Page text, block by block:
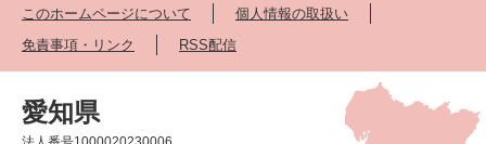
このホームページについて
個人情報の取扱い
免責事項・リンク
RSS配信
愛知県